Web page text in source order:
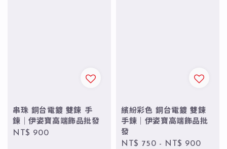
串珠 銅台電鍍 雙鍊 手
鍊｜伊姿寶高端飾品批發
Regular
NT$ 900
繽紛彩色 銅台電鍍 雙鍊
手鍊｜伊姿寶高端飾品批
發
Regular
NT$ 750 - NT$ 900